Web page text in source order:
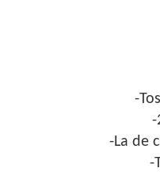
-
-
-La de
-